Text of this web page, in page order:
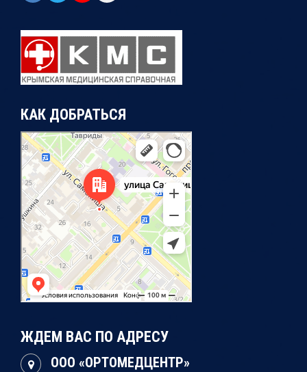
КАК ДОБРАТЬСЯ
Симферополь
Улица Самокиша, 14А — Яндекс Карты
ЖДЕМ ВАС ПО АДРЕСУ
ООО «ОРТОМЕДЦЕНТР»